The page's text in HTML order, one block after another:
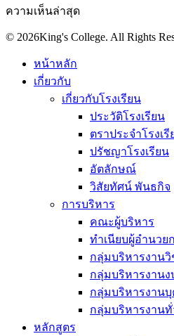
ความเห็นล่าสุด
© 2026King's College. All Rights
หน้าหลัก
เกี่ยวกับ
เกี่ยวกับโรงเรียน
ประวัติโรงเรียน
ตราประจำโรงเรี
ปรัชญาโรงเรียน
อัตลักษณ์
วิสัยทัศน์ พันธกิจ
การบริหาร
คณะผู้บริหาร
ทำเนียบผู้อำนวย
กลุ่มบริหารงานวิ
กลุ่มบริหารงาน
กลุ่มบริหารงาน
กลุ่มบริหารงานทั่
หลักสูตร